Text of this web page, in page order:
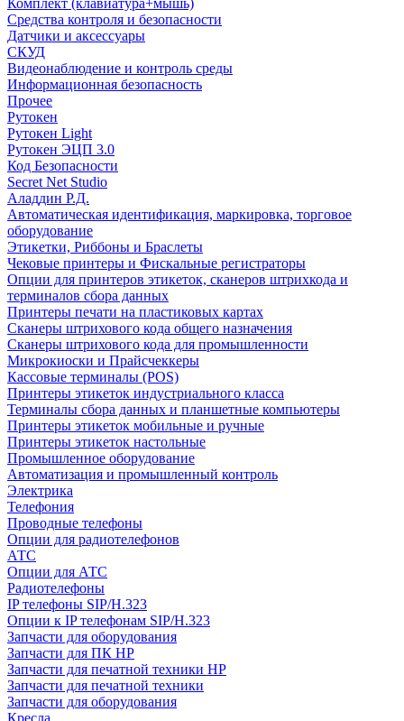
Комплект (клавиатура+мышь)
Средства контроля и безопасности
Датчики и аксессуары
СКУД
Видеонаблюдение и контроль среды
Информационная безопасность
Прочее
Рутокен
Рутокен Light
Рутокен ЭЦП 3.0
Код Безопасности
Secret Net Studio
Аладдин Р.Д.
Автоматическая идентификация, маркировка, торговое
оборудование
Этикетки, Риббоны и Браслеты
Чековые принтеры и Фискальные регистраторы
Опции для принтеров этикеток, сканеров штрихкода и
терминалов сбора данных
Принтеры печати на пластиковых картах
Сканеры штрихового кода общего назначения
Сканеры штрихового кода для промышленности
Микрокиоски и Прайсчеккеры
Кассовые терминалы (POS)
Принтеры этикеток индустриального класса
Терминалы сбора данных и планшетные компьютеры
Принтеры этикеток мобильные и ручные
Принтеры этикеток настольные
Промышленное оборудование
Автоматизация и промышленный контроль
Электрика
Телефония
Проводные телефоны
Опции для радиотелефонов
АТС
Опции для АТС
Радиотелефоны
IP телефоны SIP/H.323
Опции к IP телефонам SIP/H.323
Запчасти для оборудования
Запчасти для ПК HP
Запчасти для печатной техники HP
Запчасти для печатной техники
Запчасти для оборудования
Кресла